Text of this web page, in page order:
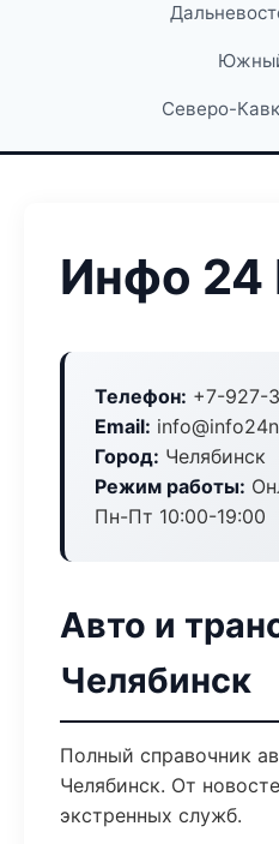
Северо-
Инфо 24
Телефон: +7-927-
Email:
Город: Челябинск
Режим работы:
Пн-Пт 10:00-19:00
Авто и
Челябинск
Полный справочник
Челябинск. От
экстренных служб.